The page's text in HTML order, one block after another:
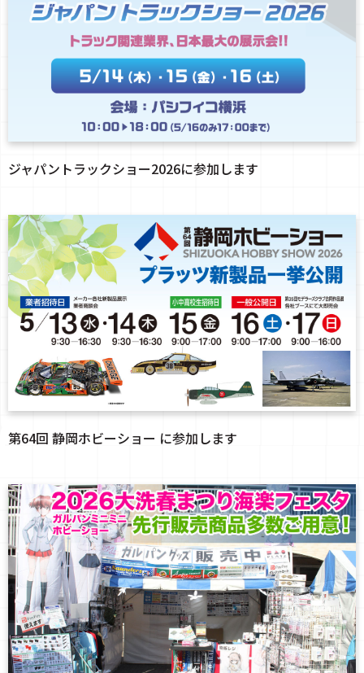
ジャパントラックショー2026に参加します
第64回 静岡ホビーショー に参加します